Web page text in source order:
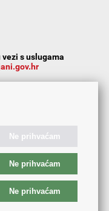
s uslugama
Ne prihvaćam
Ne prihvaćam
Ne prihvaćam